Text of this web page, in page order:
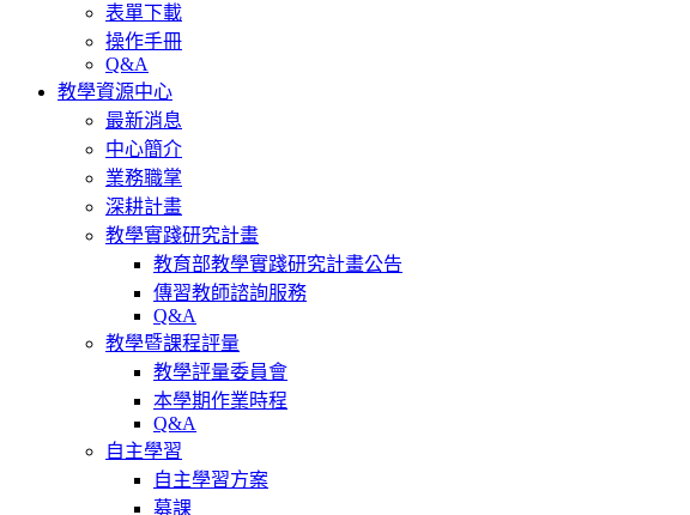
表單下載
操作手冊
Q&A
教學資源中心
最新消息
中心簡介
業務職掌
深耕計畫
教學實踐研究計畫
教育部教學實踐研究計畫公告
傳習教師諮詢服務
Q&A
教學暨課程評量
教學評量委員會
本學期作業時程
Q&A
自主學習
自主學習方案
募課